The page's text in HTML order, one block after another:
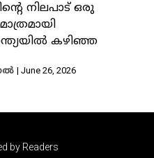
നിലപാട് ഒരു
കഴിഞ്ഞ
| June 26, 2026
by Readers